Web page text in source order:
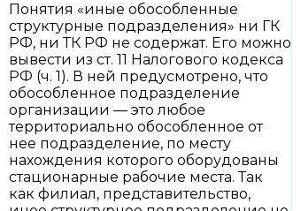
Понятия «иные обособленные
структурные подразделения» ни ГК
РФ, ни ТК РФ не содержат. Его можно
вывести из ст. 11 Налогового кодекса
РФ (ч. 1). В ней предусмотрено, что
обособленное подразделение
организации — это любое
территориально обособленное от
нее подразделение, по месту
нахождения которого оборудованы
стационарные рабочие места. Так
как филиал, представительство,